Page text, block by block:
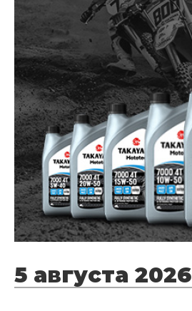
5 августа 2026